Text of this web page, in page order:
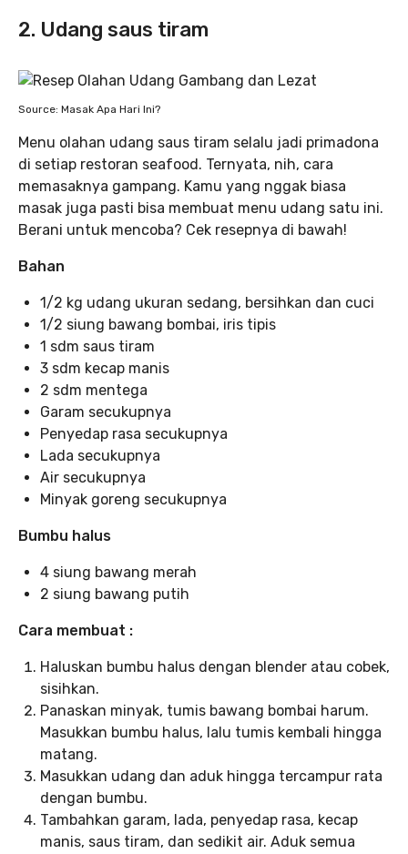
2. Udang saus tiram
Source: Masak Apa Hari Ini?
Menu olahan udang saus tiram selalu jadi primadona
di setiap restoran seafood. Ternyata, nih, cara
memasaknya gampang. Kamu yang nggak biasa
masak juga pasti bisa membuat menu udang satu ini.
Berani untuk mencoba? Cek resepnya di bawah!
Bahan
1/2 kg udang ukuran sedang, bersihkan dan cuci
1/2 siung bawang bombai, iris tipis
1 sdm saus tiram
3 sdm kecap manis
2 sdm mentega
Garam secukupnya
Penyedap rasa secukupnya
Lada secukupnya
Air secukupnya
Minyak goreng secukupnya
Bumbu halus
4 siung bawang merah
2 siung bawang putih
Cara membuat :
Haluskan bumbu halus dengan blender atau cobek,
sisihkan.
Panaskan minyak, tumis bawang bombai harum.
Masukkan bumbu halus, lalu tumis kembali hingga
matang.
Masukkan udang dan aduk hingga tercampur rata
dengan bumbu.
Tambahkan garam, lada, penyedap rasa, kecap
manis, saus tiram, dan sedikit air. Aduk semua